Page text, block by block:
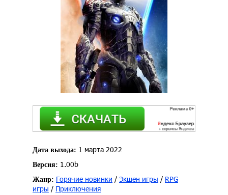
Дата выхода: 1 марта 2022
Версия: 1.00b
Жанр: Горячие новинки / Экшен игры / RPG
игры / Приключения